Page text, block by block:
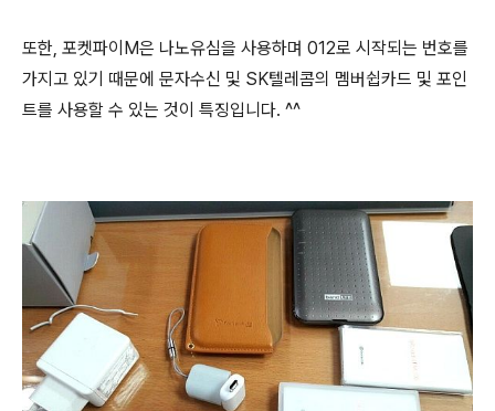
또한, 포켓파이M은 나노유심을 사용하며 012로 시작되는 번호를
가지고 있기 때문에 문자수신 및 SK텔레콤의 멤버쉽카드 및 포인
트를 사용할 수 있는 것이 특징입니다. ^^